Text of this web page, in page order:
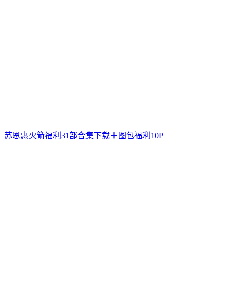
苏恩惠火箭福利31部合集下载＋图包福利10P